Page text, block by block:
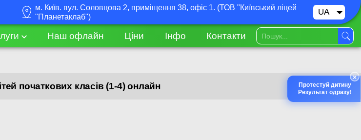
м. Київ. вул. Соловцова 2, приміщення 38, офіс 1. (ТОВ "Київський ліцей
"Планетаклаб")
UA
RU
Наш офлайн Ціни Інфо Контакти
початкових класів (1-4) онлайн
×
Протестуй дитину
Результат одразу!